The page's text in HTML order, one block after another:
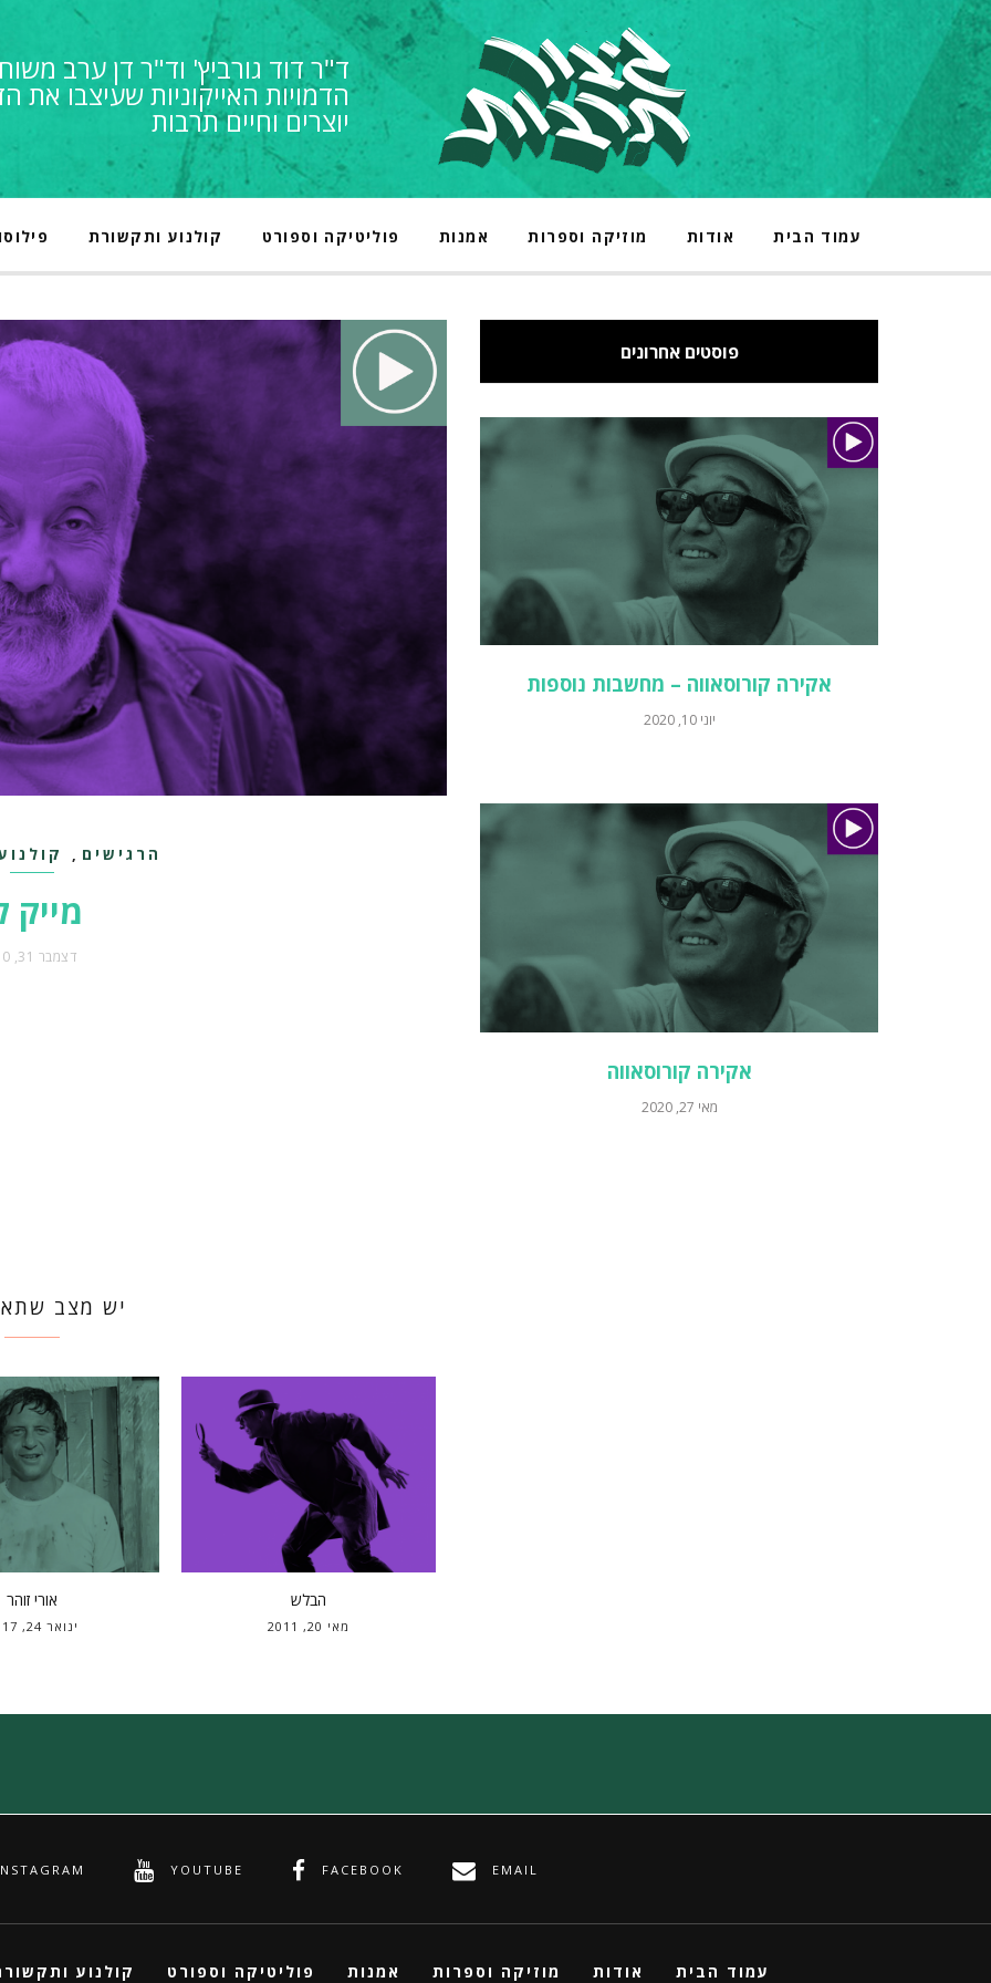
ד"ר דוד גורביץ' וד"ר דן ערב
הדמויות האייקוניות שעיצבו את
יוצרים וחיים תרבות
עמוד הבית אודות מוזיקה וספרות אמנות פוליטיקה וספורט קולנוע ותקשורת
הרגישים ,
מייק
דצמבר 31, 2010
יש מצב
אורי זוהר
ינואר 24, 2017
הבלש
מאי 20, 2011
פוסטים אחרונים
אקירה קורוסאווה – מחשבות נוספות
יוני 10, 2020
אקירה קורוסאווה
מאי 27, 2020
EMAIL
FACEBOOK
YOUTUBE
עמוד הבית אודות מוזיקה וספרות אמנות פוליטיקה וספורט קולנוע